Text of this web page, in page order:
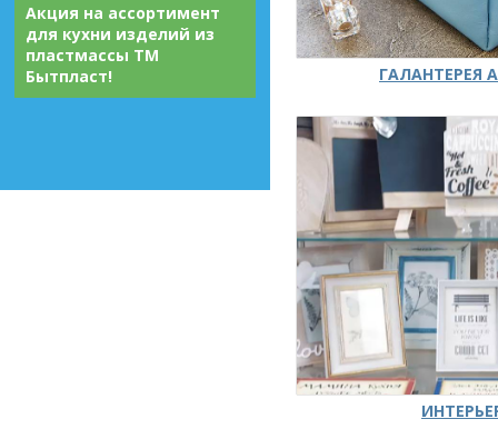
Акция на ассортимент
для кухни изделий из
пластмассы ТМ
Бытпласт!
ГАЛАНТЕРЕЯ